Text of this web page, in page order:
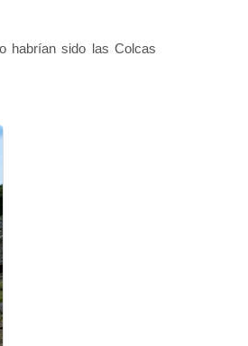
habrían sido las Colcas